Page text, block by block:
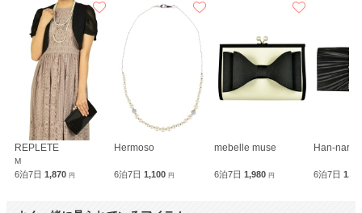
REPLETE
M
6泊7日 1,870 円
Hermoso
6泊7日1,100円
mebelle muse
6泊7日 1,980 円
Han-nari
6泊7日